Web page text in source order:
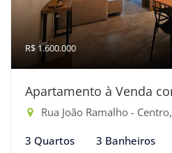
R$ 1.600.000
Apartamento à Venda
Rua João Ramalho -
3 Quartos 3 Banheiros